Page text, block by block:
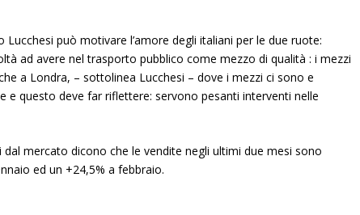
Lucchesi può motivare l’amore degli italiani per le due ruote:
ad avere nel trasporto pubblico come mezzo di qualità : i mezzi
a Londra, – sottolinea Lucchesi – dove i mezzi ci sono e
e questo deve far riflettere: servono pesanti interventi nelle
mercato dicono che le vendite negli ultimi due mesi sono
ed un +24,5% a febbraio.